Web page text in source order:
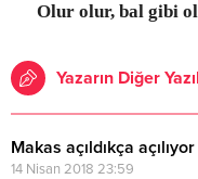
Olur olur, bal gibi
Yazarın Diğer
Makas açıldıkça açılıyor
14 Nisan 2018 23:59